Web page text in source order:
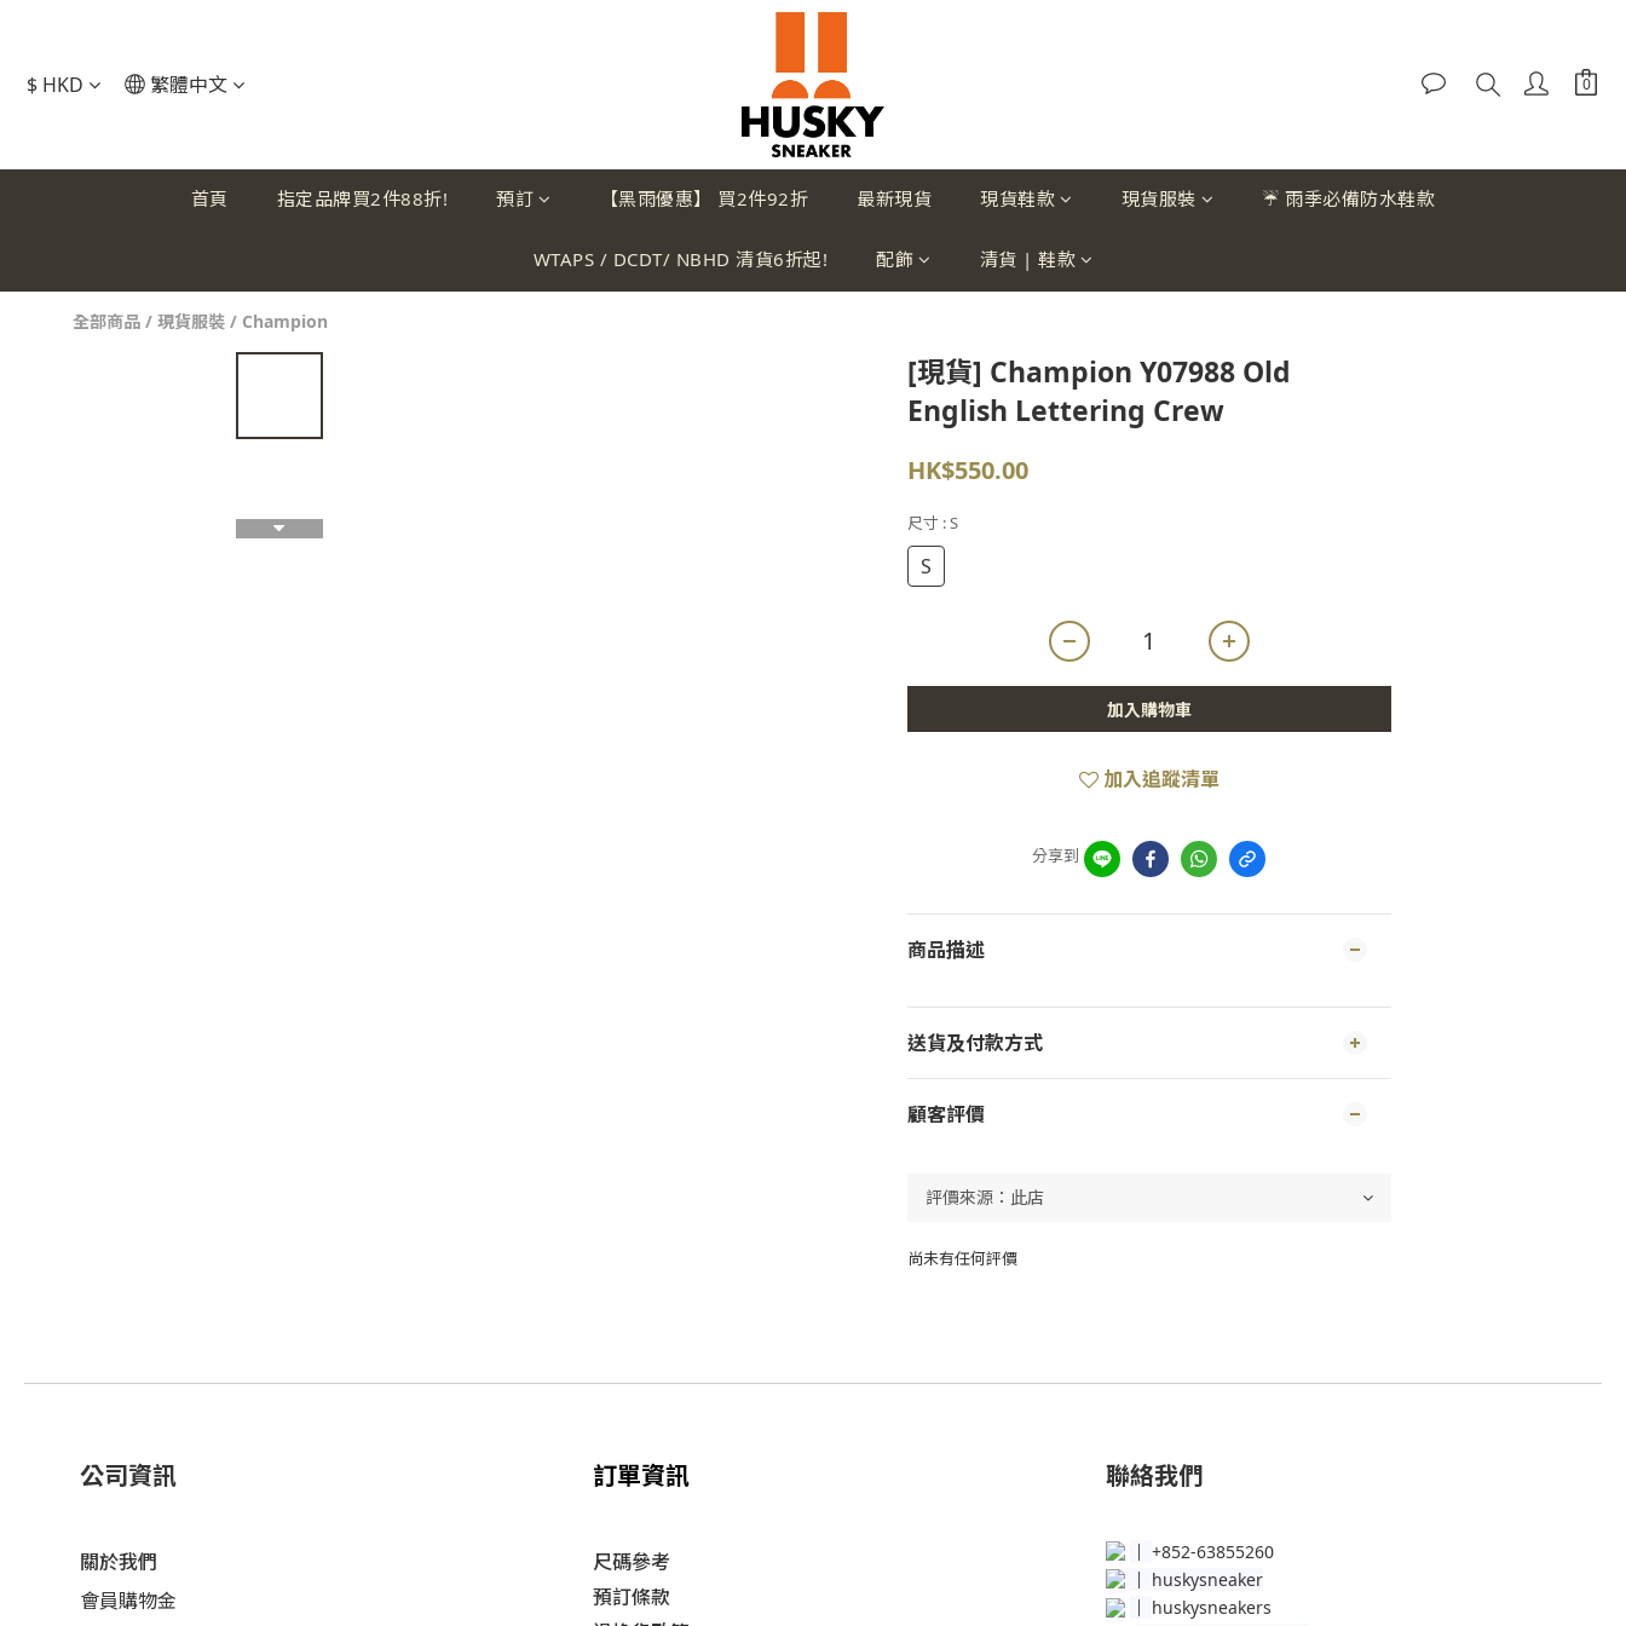
$ HKD 繁體中文
首頁 指定品牌買2件88折! 預訂 【黑雨優惠】 買2件92折 最新現貨 現貨鞋款 現貨服裝 ☔ 雨季必備防水鞋款
WTAPS / DCDT/ NBHD 清貨6折起! 配飾 清貨 | 鞋款
全部商品 / 現貨服裝 / Champion
[現貨] Champion Y07988 Old
English Lettering Crew
HK$550.00
尺寸 : S
S
加入購物車
加入追蹤清單
分享到
商品描述
送貨及付款方式
顧客評價
尚未有任何評價
公司資訊 訂單資訊 聯絡我們
關於我們
會員購物金
尺碼參考
預訂條款
│ +852-63855260
huskysneaker
huskysneakers